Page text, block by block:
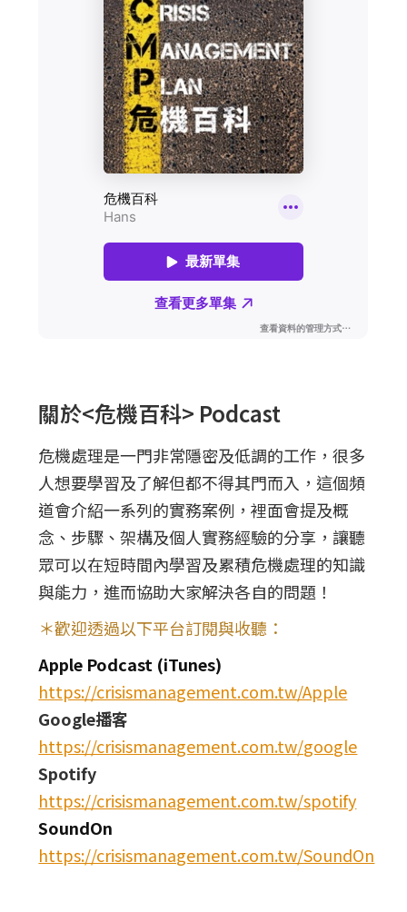
關於<危機百科> Podcast
危機處理是一門非常隱密及低調的工作，很多
人想要學習及了解但都不得其門而入，這個頻
道會介紹一系列的實務案例，裡面會提及概
念、步驟、架構及個人實務經驗的分享，讓聽
眾可以在短時間內學習及累積危機處理的知識
與能力，進而協助大家解決各自的問題！
＊歡迎透過以下平台訂閱與收聽：
Apple Podcast (iTunes)
https://crisismanagement.com.tw/Apple
Google播客
https://crisismanagement.com.tw/google
Spotify
https://crisismanagement.com.tw/spotify
SoundOn
https://crisismanagement.com.tw/SoundOn